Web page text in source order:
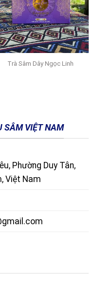
Trà Sâm Dây Ngọc Linh
SÂM VIỆT NAM
Phường Duy Tân,
Việt Nam